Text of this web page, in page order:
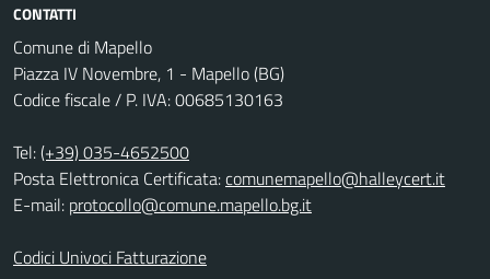
CONTATTI
Comune di Mapello
Piazza IV Novembre, 1 - Mapello (BG)
Codice fiscale / P. IVA: 00685130163
Tel:(+39) 035-4652500
Posta Elettronica Certificata:comunemapello@halleycert.it
E-mail: protocollo@comune.mapello.bg.it
Codici Univoci Fatturazione